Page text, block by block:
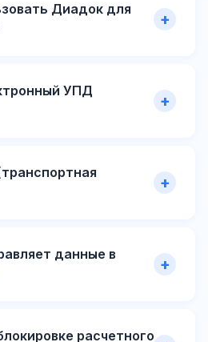
Диадок для
УПД
данные в
расчетного